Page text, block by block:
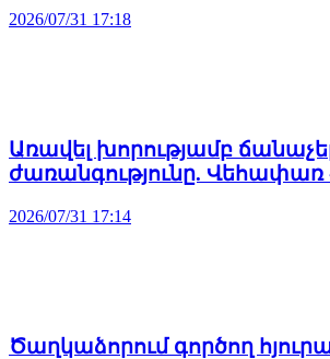
2026/07/31 17:18
Առավել խորությամբ
ժառանգությունը.
2026/07/31 17:14
Ծաղկաձորում գործող